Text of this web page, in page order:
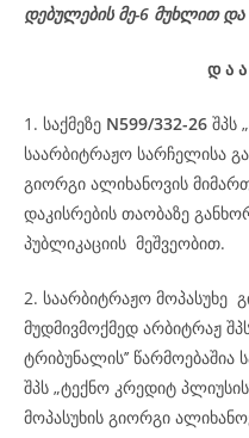
დებულების მე-6 მუხლით და
დ ა ა
1. საქმეზე N599/332-26 შპს
საარბიტრაჟო სარჩელისა
გიორგი ალიხანოვის
დაკისრების თაობაზე
პუბლიკაციის მეშვეობით.
2. საარბიტრაჟო მოპასუხე
მუდმივმოქმედ არბიტრაჟ
ტრიბუნალის’’ წარმოებაშია
შპს „ტექნო კრედიტ
მოპასუხის გიორგი